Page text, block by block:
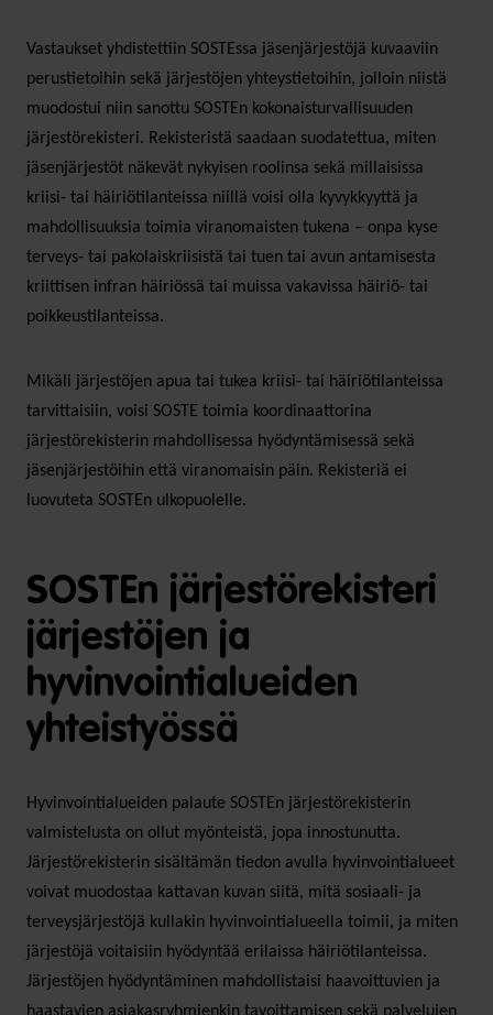
Vastaukset yhdistettiin SOSTEssa jäsenjärjestöjä kuvaaviin
perustietoihin sekä järjestöjen yhteystietoihin, jolloin niistä
muodostui niin sanottu SOSTEn kokonaisturvallisuuden
järjestörekisteri. Rekisteristä saadaan suodatettua, miten
jäsenjärjestöt näkevät nykyisen roolinsa sekä millaisissa
kriisi- tai häiriötilanteissa niillä voisi olla kyvykkyyttä ja
mahdollisuuksia toimia viranomaisten tukena – onpa kyse
terveys- tai pakolaiskriisistä tai tuen tai avun antamisesta
kriittisen infran häiriössä tai muissa vakavissa häiriö- tai
poikkeustilanteissa.
Mikäli järjestöjen apua tai tukea kriisi- tai häiriötilanteissa
tarvittaisiin, voisi SOSTE toimia koordinaattorina
järjestörekisterin mahdollisessa hyödyntämisessä sekä
jäsenjärjestöihin että viranomaisin päin. Rekisteriä ei
luovuteta SOSTEn ulkopuolelle.
SOSTEn järjestörekisteri
järjestöjen ja
hyvinvointialueiden
yhteistyössä
Hyvinvointialueiden palaute SOSTEn järjestörekisterin
valmistelusta on ollut myönteistä, jopa innostunutta.
Järjestörekisterin sisältämän tiedon avulla hyvinvointialueet
voivat muodostaa kattavan kuvan siitä, mitä sosiaali- ja
terveysjärjestöjä kullakin hyvinvointialueella toimii, ja miten
järjestöjä voitaisiin hyödyntää erilaissa häiriötilanteissa.
Järjestöjen hyödyntäminen mahdollistaisi haavoittuvien ja